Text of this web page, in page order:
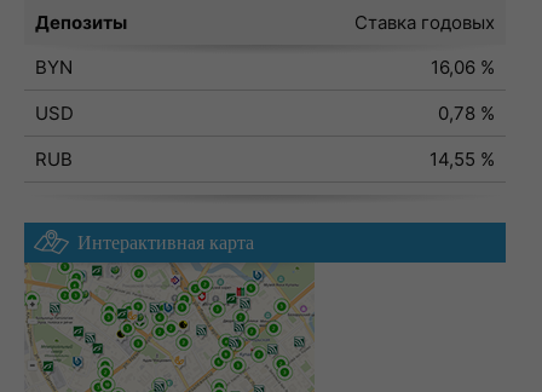
Депозиты
Ставка годовых
BYN
16,06 %
USD
0,78 %
RUB
14,55 %
Интерактивная карта